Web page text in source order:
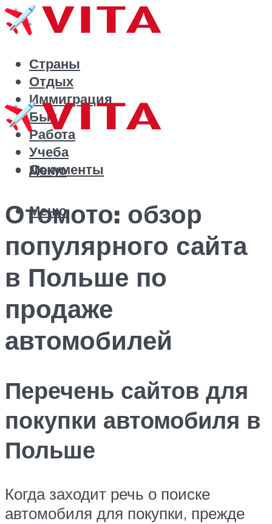
Страны
Отдых
Иммиграция
Быт
Работа
Учеба
Документы
Меню
Меню
Отомото: обзор
популярного сайта
в Польше по
продаже
автомобилей
Перечень сайтов для
покупки автомобиля в
Польше
Когда заходит речь о поиске
автомобиля для покупки, прежде